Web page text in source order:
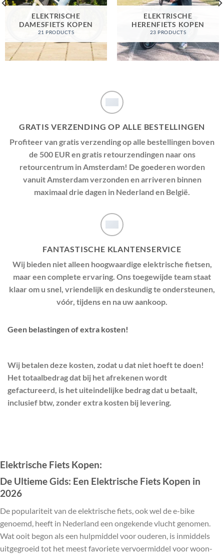
ELEKTRISCHE
DAMESFIETS KOPEN
21 PRODUCTS
ELEKTRISCHE
HERENFIETS KOPEN
23 PRODUCTS
GRATIS VERZENDING OP ALLE BESTELLINGEN
Profiteer van gratis verzending op alle bestellingen boven
de 500 EUR en gratis retourzendingen naar ons
retourcentrum in Amsterdam! De goederen worden
vanuit Amsterdam verzonden en arriveren binnen
maximaal drie dagen in Nederland en België.
FANTASTISCHE KLANTENSERVICE
Wij bieden niet alleen hoogwaardige elektrische fietsen,
maar een complete ervaring. Ons toegewijde team staat
klaar om u snel, vriendelijk en deskundig te ondersteunen,
vóór, tijdens en na uw aankoop.
Geen belastingen of extra kosten!
Wij betalen deze kosten, zodat u dat niet hoeft te doen!
Het totaalbedrag dat bij het afrekenen wordt
gefactureerd, is het uiteindelijke bedrag dat u betaalt,
inclusief btw, zonder extra kosten bij levering.
Elektrische Fiets Kopen:
De Ultieme Gids: Een Elektrische Fiets Kopen in
2026
De populariteit van de elektrische fiets, ook wel de e-bike
genoemd, heeft in Nederland een ongekende vlucht genomen.
Wat ooit begon als een hulpmiddel voor ouderen, is inmiddels
uitgegroeid tot het meest favoriete vervoermiddel voor woon-